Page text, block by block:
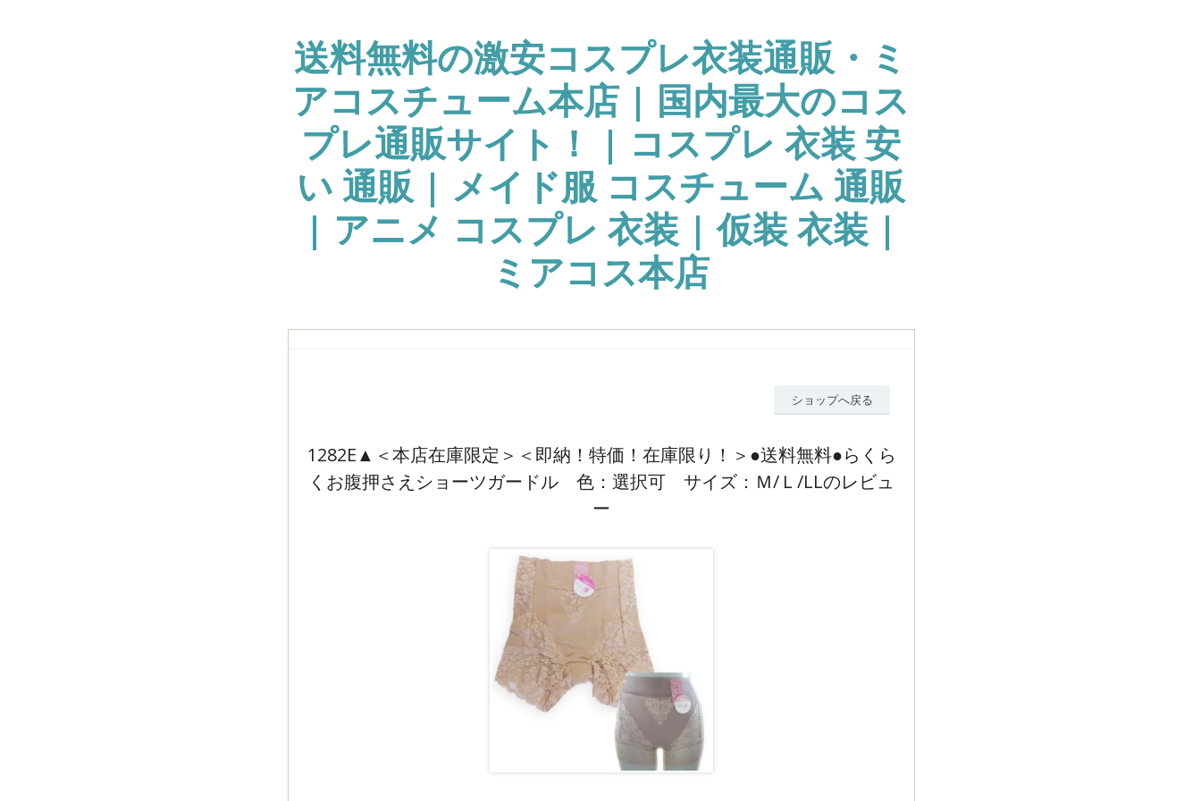
送料無料の激安コスプレ衣装通販・ミ
アコスチューム本店 | 国内最大のコス
プレ通販サイト！ | コスプレ 衣装 安
い 通販 | メイド服 コスチューム 通販
| アニメ コスプレ 衣装 | 仮装 衣装 |
ミアコス本店
ショップへ戻る
1282E▲＜本店在庫限定＞＜即納！特価！在庫限り！＞●送料無料●らくら
くお腹押さえショーツガードル 色：選択可 サイズ：Ｍ/Ｌ/LLのレビュ
ー